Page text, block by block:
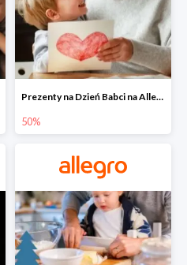
Prezenty na Dzień Babci na Allegro do -50%
50%